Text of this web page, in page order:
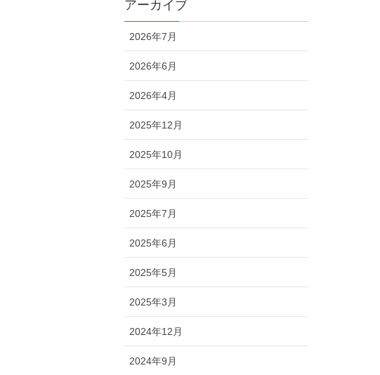
アーカイブ
2026年7月
2026年6月
2026年4月
2025年12月
2025年10月
2025年9月
2025年7月
2025年6月
2025年5月
2025年3月
2024年12月
2024年9月